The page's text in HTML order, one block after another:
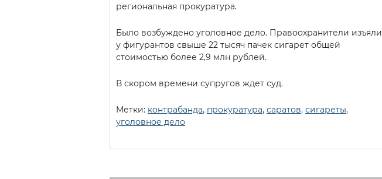
региональная прокуратура.
Было возбуждено уголовное дело. Правоохранители изъяли
у фигурантов свыше 22 тысяч пачек сигарет общей
стоимостью более 2,9 млн рублей.
В скором времени супругов ждет суд.
Метки: контрабанда, прокуратура, саратов, сигареты,
уголовное дело